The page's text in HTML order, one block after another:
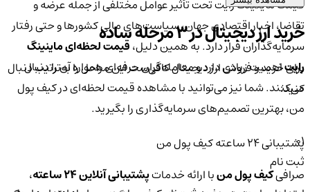
قیمت ماینینگ رایت تحت تأثیر عوامل مختلفی از جمله عرضه و
تقاضا، اخبار اقتصادی جهان، سیاست‌های مالی کشورها و حتی رفتار
سرمایه‌گذاران قرار دارد. به همین دلیل،قیمت لحظه‌ای ماینینگ
رایتاهمیت زیادی دارد و معامله‌گران حرفه‌ای همواره آن را دنبال
می‌کنند. شما نیز می‌توانید با مشاهده قیمت لحظه‌ای در کیف پول
من، بهترین تصمیم‌های سرمایه‌گذاری را بگیرید.
پشتیبانی ۲۴ ساعته کیف پول من
صرافیکیف پول منبا ارائه خدماتپشتیبانی آنلاین ۲۴ ساعته
،
خرید ارز دیجیتال در 3 مرحله ساده
برای خرید و فروش ارز دیجیتال کافی‌ست این مراحل را به‌ترتیب دنبال
کنید:
01
ثبت نام